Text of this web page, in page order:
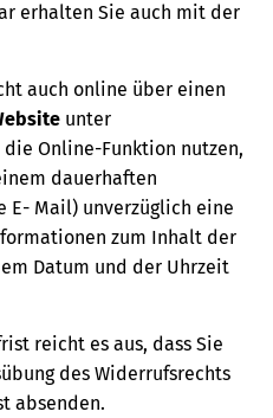
erhalten Sie auch mit der
auch online über einen
unter
die Online-Funktion nutzen,
dauerhaften
E- Mail) unverzüglich eine
zum Inhalt der
Datum und der Uhrzeit
reicht es aus, dass Sie
des Widerrufsrechts
absenden.